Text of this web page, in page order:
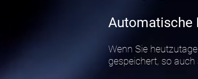
Automatische
Wenn Sie
gespeichert, so